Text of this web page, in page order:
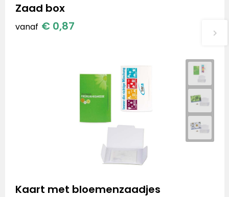
Zaad box
vanaf € 0,87
Kaart met bloemenzaadjes